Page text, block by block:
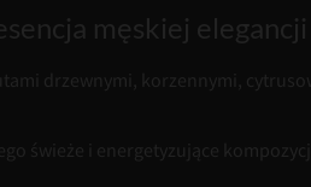
męskiej elegancji
drzewnymi, korzennymi,
świeże i energetyzujące